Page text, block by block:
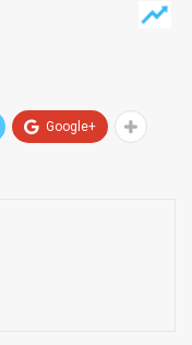
Google+